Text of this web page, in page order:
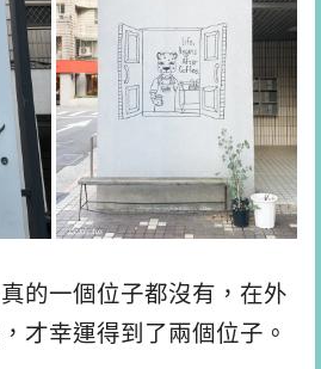
的一個位子都沒有，在外
才幸運得到了兩個位子。